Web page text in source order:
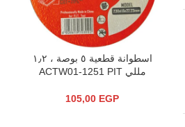
إضافة إلى السلة
اسطوانة قطعية ٥ بوصة ، ١٫٢
مللي ACTW01-1251 PIT
105,00 EGP